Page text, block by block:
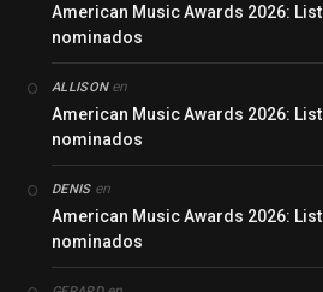
American Music Awards 2026:
nominados
ALLISONen
American Music Awards 2026:
nominados
DENISen
American Music Awards 2026:
nominados